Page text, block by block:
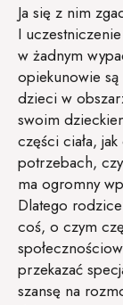
Ja się z nim
I
w żadnym
opiekunowie
dzieci w
swoim
części ciała,
potrzebach,
ma ogromny
Dlatego
coś, o czym
przekazać
szansę na